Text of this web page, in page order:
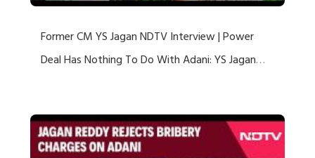
Former CM YS Jagan NDTV Interview | Power
Deal Has Nothing To Do With Adani: YS Jagan